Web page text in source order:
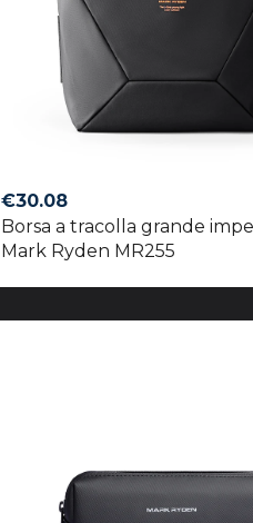
€30.08
Borsa a tracolla grande
Mark Ryden MR255